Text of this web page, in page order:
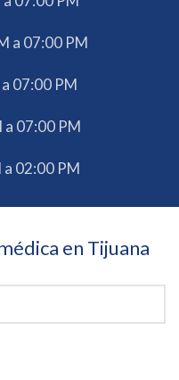
a 07:00 PM
07:00 PM
07:00 PM
02:00 PM
en Tijuana